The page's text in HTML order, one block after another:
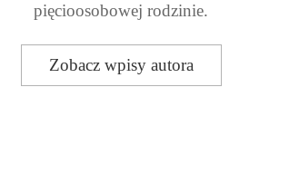
pięcioosobowej rodzinie.
Zobacz wpisy autora